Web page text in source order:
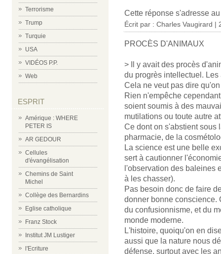
Terrorisme
Trump
Turquie
USA
VIDÉOS P.P.
Web
ESPRIT
Amérique : WHERE
PETER IS
AR GEDOUR
Cellules
d'évangélisation
Chemins de Saint
Michel
Collège des Bernardins
Eglise catholique
Franz Stock
Institut JM Lustiger
l'Ecriture
Cette réponse s'adresse
Écrit par : Charles Vaugirard |
PROCÈS D'ANIMAUX
> Il y avait des procès
du progrès intellectuel.
Cela ne veut pas dire
Rien n'empêche
soient soumis à des
mutilations ou toute autre
Ce dont on s'abstient sous
pharmacie, de la
La science est une belle
sert à cautionner
l'observation des baleines
à les chasser).
Pas besoin donc de faire
donner bonne conscience.
du confusionnisme, et du
monde moderne.
L'histoire, quoiqu'on en
aussi que la nature nous
défense, surtout avec les